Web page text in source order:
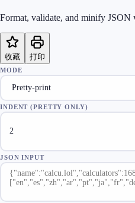
Format, validate, and minify JSON
收藏 打印
MODE
INDENT (PRETTY ONLY)
JSON INPUT